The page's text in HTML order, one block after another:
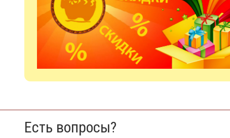
Есть вопросы?